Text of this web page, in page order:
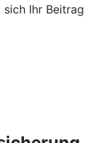
Ihr Beitrag